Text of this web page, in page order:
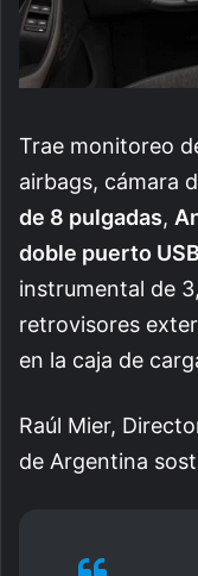
Trae monitoreo
airbags, cámara
de 8 pulgadas,
doble puerto
instrumental de
retrovisores
en la caja de
Raúl Mier,
de Argentina